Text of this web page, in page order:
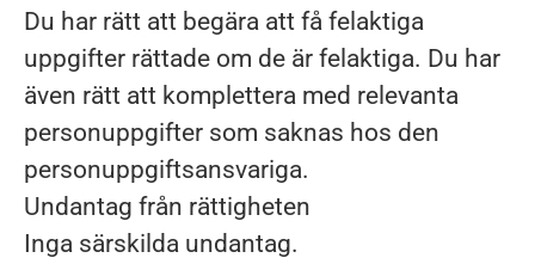
Du har rätt att begära att få felaktiga
uppgifter rättade om de är felaktiga. Du har
även rätt att komplettera med relevanta
personuppgifter som saknas hos den
personuppgiftsansvariga.
Undantag från rättigheten
Inga särskilda undantag.